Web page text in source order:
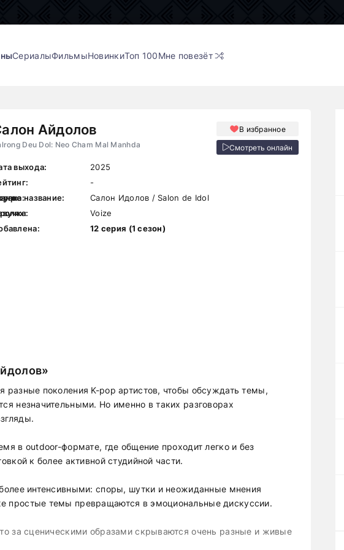
СериалыФильмыНовинкиТоп 100Мне повезёт
Айдолов
Deu Dol: Neo Cham Mal Manhda
В избранное
Смотреть онлайн
выхода:
2025
-
название:
Салон Идолов / Salon de Idol
Voize
12 серия (1 сезон)
разные поколения K-pop артистов, чтобы обсуждать темы,
незначительными. Но именно в таких разговорах
в outdoor-формате, где общение проходит легко и без
к более активной студийной части.
интенсивными: споры, шутки и неожиданные мнения
простые темы превращаются в эмоциональные дискуссии.
за сценическими образами скрываются очень разные и живые